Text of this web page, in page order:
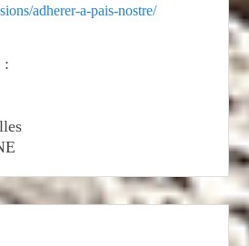
adherer-a-pais-nostre/
: